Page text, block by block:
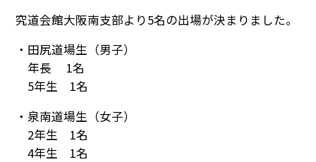
究道会館大阪南支部より5名の出場が決まりました。
・田尻道場生（男子）
年長 1名
5年生 1名
・泉南道場生（女子）
2年生 1名
4年生 1名